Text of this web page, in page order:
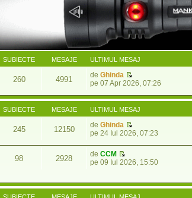
SUBIECTE MESAJE ULTIMUL MESAJ
260 4991 de Ghinda
pe 07 Apr 2026, 07:26
SUBIECTE MESAJE ULTIMUL MESAJ
245 12150 de Ghinda
pe 24 Iul 2026, 07:23
98 2928 de CCM
pe 09 Iul 2026, 15:50